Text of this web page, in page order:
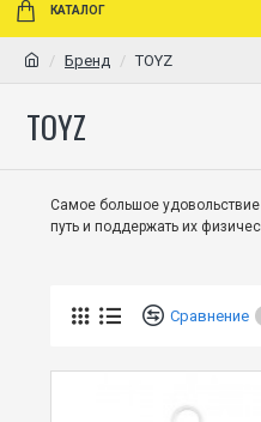
КАТАЛОГ
Бренд TOYZ
TOYZ
Самое большое
путь и поддержать их
Сравнение